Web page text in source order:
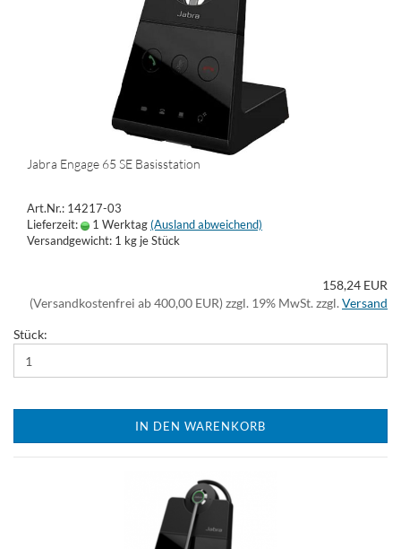
Jabra Engage 65 SE Basisstation
Art.Nr.: 14217-03
Lieferzeit:
1 Werktag(Ausland abweichend)
Versandgewicht: 1 kg je Stück
158,24 EUR
(Versandkostenfrei ab 400,00 EUR) zzgl. 19% MwSt. zzgl. Versand
Stück:
IN DEN WARENKORB